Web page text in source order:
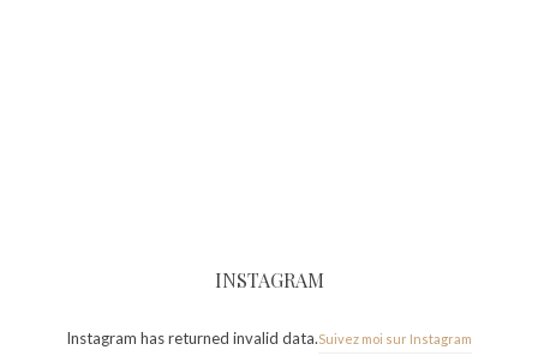
INSTAGRAM
Instagram has returned invalid data.Suivez moi sur Instagram